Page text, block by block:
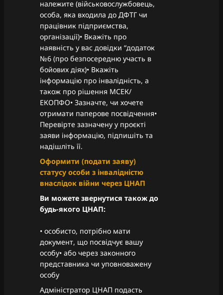
належите (військовослужбовець,
особа, яка входила до ДФТГ чи
працівник підприємства,
організації)• Вкажіть про
наявність у вас довідки “додаток
№6 (про безпосередню участь в
бойових діях)• Вкажіть
інформацію про інвалідність, а
також про рішення МСЕК/
ЕКОПФО• Зазначте, чи хочете
отримати паперове посвідчення•
Перевірте зазначену у проєкті
заяви інформацію, підпишіть та
надішліть її.
Оформити (подати заяву)
статусу особи з інвалідністю
внаслідок війни через ЦНАП
Ви можете звернутися також до
будь-якого ЦНАП:
• особисто, потрібно мати
документ, що посвідчує вашу
особу• або через законного
представника чи уповноважену
особу
Адміністратор ЦНАП подасть